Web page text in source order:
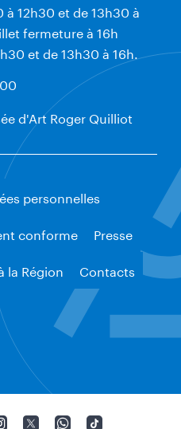
12h30 et de 13h30 à
fermeture à 16h
et de 13h30 à 16h.
d'Art Roger Quilliot
personnelles
conforme
Presse
la Région
Contacts
I
T
W
T